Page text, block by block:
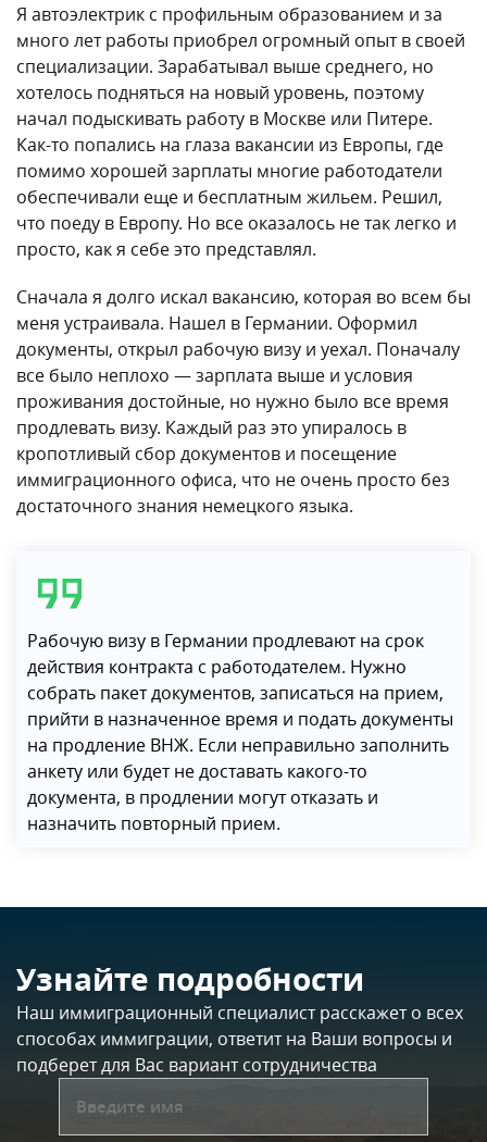
Я автоэлектрик с профильным образованием и за
много лет работы приобрел огромный опыт в своей
специализации. Зарабатывал выше среднего, но
хотелось подняться на новый уровень, поэтому
начал подыскивать работу в Москве или Питере.
Как-то попались на глаза вакансии из Европы, где
помимо хорошей зарплаты многие работодатели
обеспечивали еще и бесплатным жильем. Решил,
что поеду в Европу. Но все оказалось не так легко и
просто, как я себе это представлял.
Сначала я долго искал вакансию, которая во всем бы
меня устраивала. Нашел в Германии. Оформил
документы, открыл рабочую визу и уехал. Поначалу
все было неплохо — зарплата выше и условия
проживания достойные, но нужно было все время
продлевать визу. Каждый раз это упиралось в
кропотливый сбор документов и посещение
иммиграционного офиса, что не очень просто без
достаточного знания немецкого языка.
Рабочую визу в Германии продлевают на срок
действия контракта с работодателем. Нужно
собрать пакет документов, записаться на прием,
прийти в назначенное время и подать документы
на продление ВНЖ. Если неправильно заполнить
анкету или будет не доставать какого-то
документа, в продлении могут отказать и
назначить повторный прием.
Узнайте подробности
Наш иммиграционный специалист расскажет о всех
способах иммиграции, ответит на Ваши вопросы и
подберет для Вас вариант сотрудничества